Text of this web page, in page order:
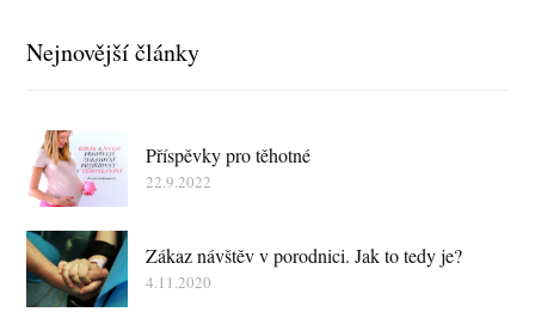
Nejnovější články
Příspěvky pro těhotné
22.9.2022
Zákaz návštěv v porodnici. Jak to tedy je?
4.11.2020